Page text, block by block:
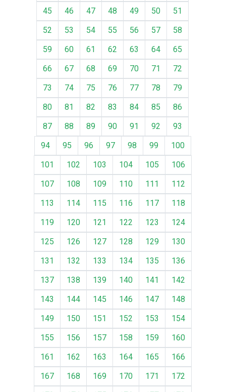
45
46 47 48 49 50
51
52
53 54 55 56 57
58
59
60 61 62 63 64
65
66
67 68 69 70 71
72
73
74 75 76 77 78
79
80
81 82 83 84 85
86
87
88 89 90 91 92
93
94
95 96 97 98 99
100
101
102 103 104 105
106
107
108 109 110 111
112
113
114 115 116 117
118
119
120 121 122 123
124
125
126 127 128 129
130
131
132 133 134 135
136
137
138 139 140 141
142
143
144 145 146 147
148
149
150 151 152 153
154
155
156 157 158 159
160
161
162 163 164 165
166
167
168 169 170 171
172